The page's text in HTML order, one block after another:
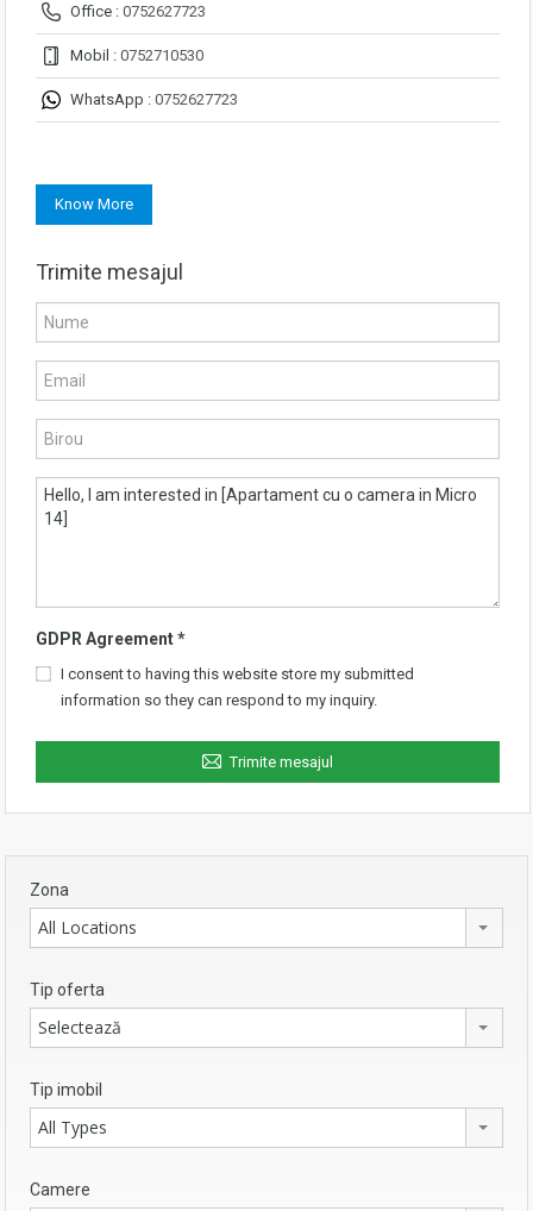
Office : 0752627723
Mobil : 0752710530
WhatsApp : 0752627723
Know More
Trimite mesajul
GDPR Agreement*
I consent to having this website store my submitted
information so they can respond to my inquiry.
Trimite mesajul
Zona
All Locations
Tip oferta
Selectează
Tip imobil
All Types
Camere